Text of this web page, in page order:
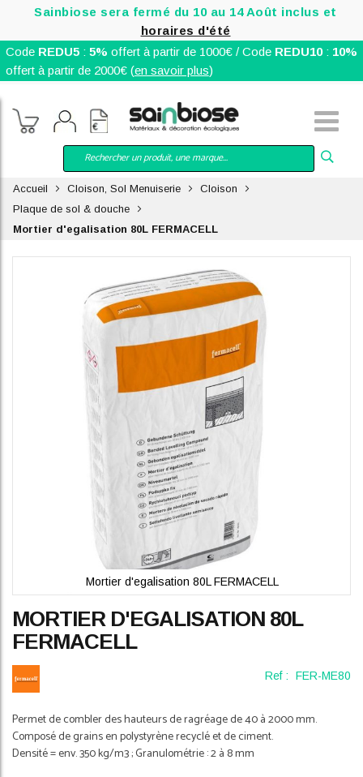
Sainbiose sera fermé du 10 au 14 Août inclus et
horaires d'été
Code REDU5: 5% offert à partir de 1000€ / Code REDU10: 10%
offert à partir de 2000€ (en savoir plus)
Accueil Cloison, Sol Menuiserie
Cloison
Plaque de sol & douche
Mortier d'egalisation 80L FERMACELL
MORTIER D'EGALISATION 80L
FERMACELL
Ref : FER-ME80
Permet de combler des hauteurs de ragréage de 40 à 2000 mm.
Composé de grains en polystyrène recyclé et de ciment.
Densité = env. 350 kg/m3 ; Granulométrie : 2 à 8 mm
Mortier d'egalisation 80L FERMACELL
to
the
beginning
of
the
images